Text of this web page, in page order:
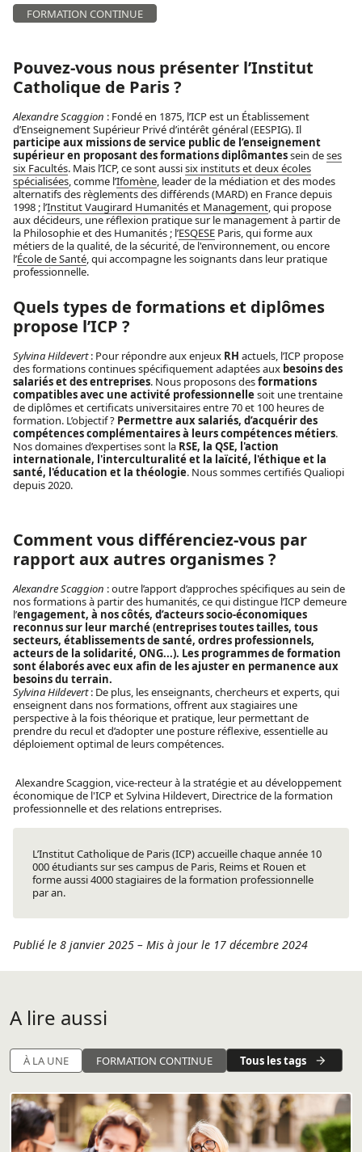
FORMATION CONTINUE
Pouvez-vous nous présenter l’Institut
Catholique de Paris ?
Alexandre Scaggion : Fondé en 1875, l’ICP est un Établissement
d’Enseignement Supérieur Privé d’intérêt général (EESPIG). Il
participe aux missions de service public de l’enseignement
supérieur en proposant des formations diplômantessein deses
six Facultés. Mais l’ICP, ce sont aussisix instituts et deux écoles
spécialisées, comme l’Ifomène, leader de la médiation et des modes
alternatifs des règlements des différends (MARD) en France depuis
1998 ; l’Institut Vaugirard Humanités et Management, qui propose
aux décideurs, une réflexion pratique sur le management à partir de
la Philosophie et des Humanités ; l’ESQESE Paris, qui forme aux
métiers de la qualité, de la sécurité, de l'environnement, ou encore
l’École de Santé, qui accompagne les soignants dans leur pratique
professionnelle.
Quels types de formations et diplômes
propose l’ICP ?
Sylvina Hildevert: Pour répondre aux enjeux RH actuels, l’ICP propose
des formations continues spécifiquement adaptées aux besoins des
salariés et des entreprises. Nous proposons desformations
compatibles avec une activité professionnelle soit une trentaine
de diplômes et certificats universitaires entre 70 et 100 heures de
formation. L’objectif ? Permettre aux salariés, d’acquérir des
compétences complémentaires à leurs compétences métiers.
Nos domaines d’expertises sont la RSE, la QSE, l'action
internationale, l'interculturalité et la laïcité, l'éthique et la
santé, l'éducation et la théologie. Nous sommes certifiés Qualiopi
depuis 2020.
Comment vous différenciez-vous par
rapport aux autres organismes ?
Alexandre Scaggion : outre l’apport d’approches spécifiques au sein de
nos formations à partir des humanités, ce qui distingue l’ICP demeure
l’engagement, à nos côtés, d’acteurs socio-économiques
reconnus sur leur marché (entreprises toutes tailles, tous
secteurs, établissements de santé, ordres professionnels,
acteurs de la solidarité, ONG...). Les programmes de formation
sont élaborés avec eux afin de les ajuster en permanence aux
besoins du terrain.
Sylvina Hildevert: De plus, les enseignants, chercheurs et experts, qui
enseignent dans nos formations, offrent aux stagiaires une
perspective à la fois théorique et pratique, leur permettant de
prendre du recul et d’adopter une posture réflexive, essentielle au
déploiement optimal de leurs compétences.
Alexandre Scaggion, vice-recteur à la stratégie et au développement
économique de l'ICP et Sylvina Hildevert, Directrice de la formation
professionnelle et des relations entreprises.
L’Institut Catholique de Paris (ICP) accueille chaque année 10
000 étudiants sur ses campus de Paris, Reims et Rouen et
forme aussi 4000 stagiaires de la formation professionnelle
par an.
Publié le 8 janvier 2025 – Mis à jour le 17 décembre 2024
A lire aussi
À LA UNE FORMATION CONTINUE Tous les tags